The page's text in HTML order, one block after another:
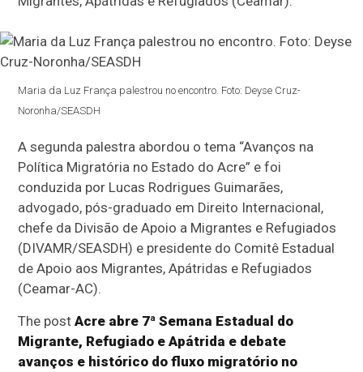
Maria da Luz França palestrou no encontro. Foto: Deyse Cruz-
Noronha/SEASDH
A segunda palestra abordou o tema “Avanços na
Política Migratória no Estado do Acre” e foi
conduzida por Lucas Rodrigues Guimarães,
advogado, pós-graduado em Direito Internacional,
chefe da Divisão de Apoio a Migrantes e Refugiados
(DIVAMR/SEASDH) e presidente do Comitê Estadual
de Apoio aos Migrantes, Apátridas e Refugiados
(Ceamar-AC).
The postAcre abre 7ª Semana Estadual do
Migrante, Refugiado e Apátrida e debate
avanços e histórico do fluxo migratório no